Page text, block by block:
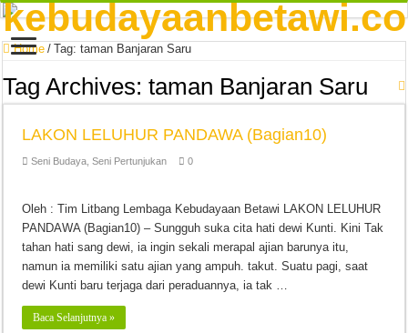
Home / Tag:taman Banjaran Saru
Tag Archives:taman Banjaran Saru
LAKON LELUHUR PANDAWA (Bagian10)
Seni Budaya ,Seni Pertunjukan 0
Oleh : Tim Litbang Lembaga Kebudayaan Betawi LAKON LELUHUR
PANDAWA (Bagian10) – Sungguh suka cita hati dewi Kunti. Kini Tak
tahan hati sang dewi, ia ingin sekali merapal ajian barunya itu,
namun ia memiliki satu ajian yang ampuh. takut. Suatu pagi, saat
dewi Kunti baru terjaga dari peraduannya, ia tak …
Baca Selanjutnya »